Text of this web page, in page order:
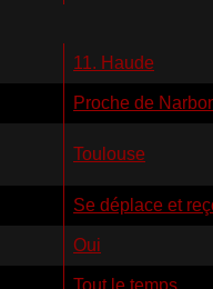
11. Haude
Proche de
Toulouse
Se déplace et
Oui
Tout le temps